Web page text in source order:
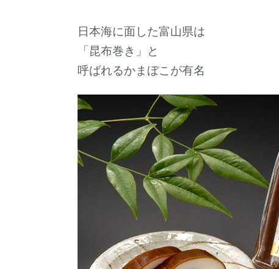
日本海に面した富山県は
「昆布巻き」と
呼ばれるかまぼこが有名